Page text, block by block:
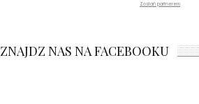
Zostań partnerem
ZNAJDZ NAS NA FACEBOOKU